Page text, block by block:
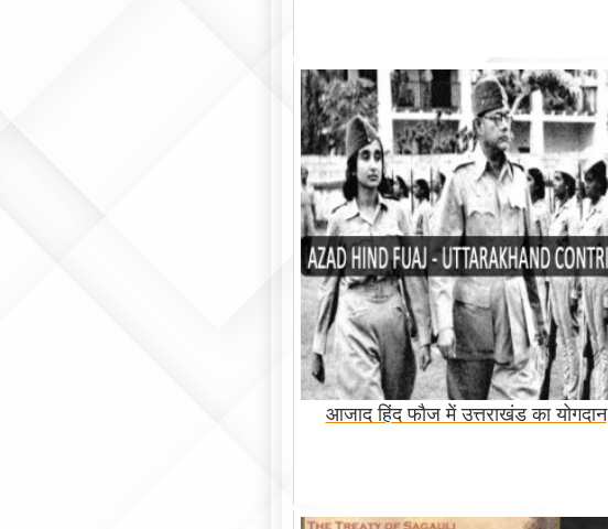
आजाद हिंद फौज में उत्तराखंड का योगदान